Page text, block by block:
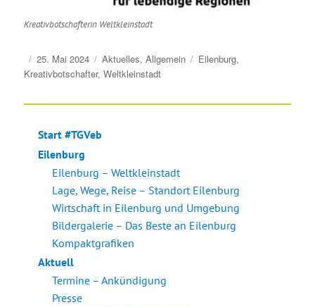
Kreativbotschafterin Weltkleinstadt
Veröffentlicht
am
25. Mai 2024 Kategorien
Aktuelles,Allgemein Schlagwörter
Eilenburg,
Kreativbotschafter,Weltkleinstadt
Start #TGVeb
Eilenburg
Eilenburg – Weltkleinstadt
Lage, Wege, Reise – Standort Eilenburg
Wirtschaft in Eilenburg und Umgebung
Bildergalerie – Das Beste an Eilenburg
Kompaktgrafiken
Aktuell
Termine – Ankündigung
Presse